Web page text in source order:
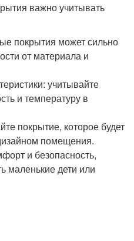
важно учитывать
покрытия может сильно
от материала и
учитывайте
и температуру в
покрытие, которое будет
помещения.
и безопасность,
маленькие дети или